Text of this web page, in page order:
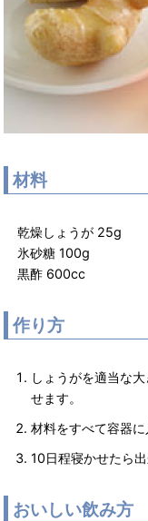
材料
乾燥しょうが 25g
氷砂糖 100g
黒酢 600cc
作り方
しょうがを適当な
せます。
材料をすべて容器に
10日程寝かせたら出
おいしい飲み方